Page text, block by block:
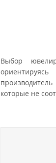
Выбор
производитель
которые не